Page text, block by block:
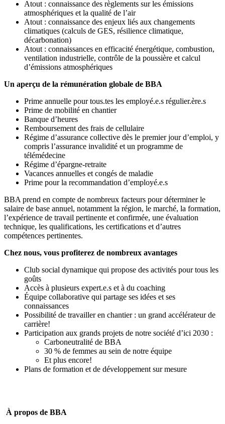
Atout : connaissance des règlements sur les émissions
atmosphériques et la qualité de l’air
Atout : connaissance des enjeux liés aux changements
climatiques (calculs de GES, résilience climatique,
décarbonation)
Atout : connaissances en efficacité énergétique, combustion,
ventilation industrielle, contrôle de la poussière et calcul
d’émissions atmosphériques
Un aperçu de la rémunération globale de BBA
Prime annuelle pour tous.tes les employé.e.s régulier.ère.s
Prime de mobilité en chantier
Banque d’heures
Remboursement des frais de cellulaire
Régime d’assurance collective dès le premier jour d’emploi, y
compris l’assurance invalidité et un programme de
télémédecine
Régime d’épargne-retraite
Vacances annuelles et congés de maladie
Prime pour la recommandation d’employé.e.s
BBA prend en compte de nombreux facteurs pour déterminer le
salaire de base annuel, notamment la région, le marché, la formation,
l’expérience de travail pertinente et confirmée, une évaluation
technique, les qualifications, les certifications et d’autres
compétences pertinentes.
Chez nous, vous profiterez de nombreux avantages
Club social dynamique qui propose des activités pour tous les
goûts
Accès à plusieurs expert.e.s et à du coaching
Équipe collaborative qui partage ses idées et ses
connaissances
Possibilité de travailler en chantier : un grand accélérateur de
carrière!
Participation aux grands projets de notre société d’ici 2030 :
Carboneutralité de BBA
30 % de femmes au sein de notre équipe
Et plus encore!
Plans de formation et de développement sur mesure
À propos de BBA